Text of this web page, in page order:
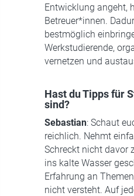
Entwicklung angeht,
Betreuer*innen.
bestmöglich
Werkstudierende,
vernetzen und
Hast du Tipps für
sind?
Sebastian: Schaut
reichlich. Nehmt
Schreckt nicht davor
ins kalte Wasser
Erfahrung an
nicht versteht. Auf